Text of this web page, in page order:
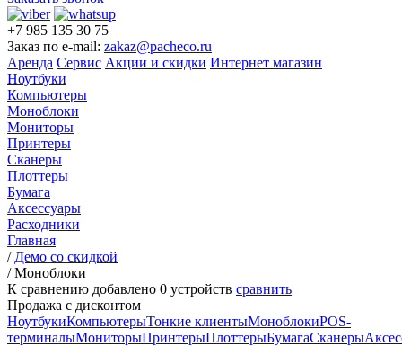
+7 985 135 30 75
Заказ по e-mail: zakaz@pacheco.ru
Аренда Сервис Акции и скидки Интернет магазин
Ноутбуки
Компьютеры
Моноблоки
Мониторы
Принтеры
Сканеры
Плоттеры
Бумага
Аксессуары
Расходники
Главная
/ Демо со скидкой
/Моноблоки
К сравнению добавлено 0 устройств сравнить
Продажа с дисконтом
НоутбукиКомпьютерыТонкие клиентыМоноблокиPOS-
терминалыМониторыПринтерыПлоттерыБумагаСканеры